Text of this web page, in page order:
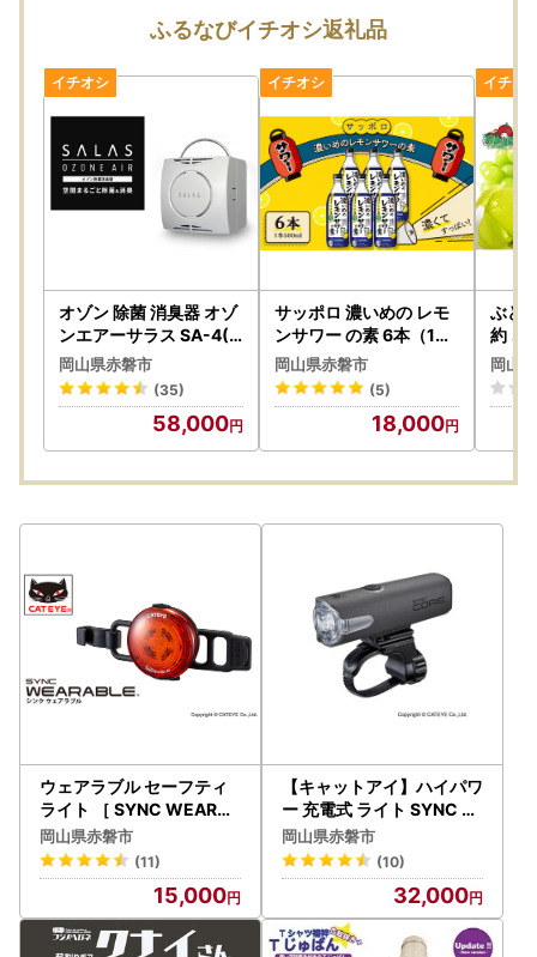
ふるなびイチオシ返礼品
オゾン 除菌 消臭器 オゾ
ンエアーサラス SA-4(
～16帖) 空気 清浄機 家
電 日用品 除菌 消臭 防水
安心 持ち運び コンパク
岡山県赤磐市
(35)
58,000
サッポロ 濃いめの レモ
ンサワー の素 6本（1本
500ml） お酒 洋酒 リキ
ュール類 レモン サワー
檸檬 レモンサワーの素
岡山県赤磐市
(5)
18,000
ぶど
約 ご
スカ
～
ドウ
芸 あ
岡山
ウェアラブル セーフティ
ライト ［ SYNC WEARAB
LE ］ キャットアイ 自転車
日用品 雑貨
岡山県赤磐市
(11)
15,000
【キャットアイ】ハイパワ
ー 充電式 ライト SYNC C
ORE 雑貨 日用品
岡山県赤磐市
(10)
32,000